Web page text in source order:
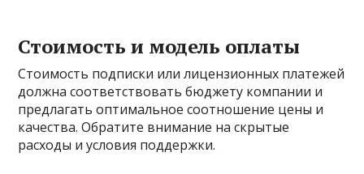
Стоимость и модель оплаты
Стоимость подписки или лицензионных платежей
должна соответствовать бюджету компании и
предлагать оптимальное соотношение цены и
качества. Обратите внимание на скрытые
расходы и условия поддержки.